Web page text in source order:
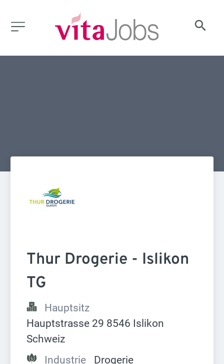
Thur Drogerie - Islikon
TG
Hauptsitz
Hauptstrasse 29 8546 Islikon
Schweiz
Industrie
Drogerie